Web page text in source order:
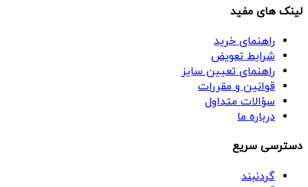
لینک های مفید
راهنمای خرید
شرایط تعویض
راهنمای تعیین سایز
قوانین و مقررات
سؤالات متداول
درباره ما
دسترسی سریع
گردنبند